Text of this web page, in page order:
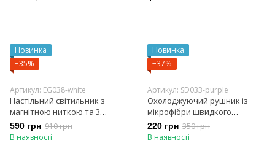
Новинка
−35%
Артикул: EG038-white
Настільний світильник з
магнітною ниткою та 3
режими яскравості
590 грн 910 грн
В наявності
Новинка
−37%
Артикул: SD033-purple
Охолоджуючий рушник із
мікрофібри швидкого
висихання
220 грн 350 грн
В наявності